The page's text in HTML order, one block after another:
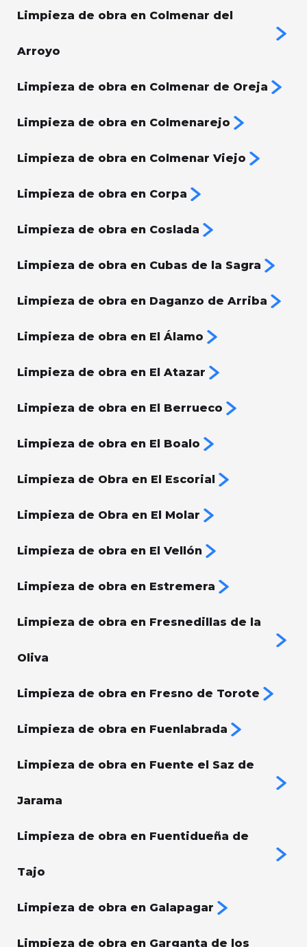
Limpieza de obra en Colmenar del
Arroyo
Limpieza de obra en Colmenar de Oreja
Limpieza de obra en Colmenarejo
Limpieza de obra en Colmenar Viejo
Limpieza de obra en Corpa
Limpieza de obra en Coslada
Limpieza de obra en Cubas de la Sagra
Limpieza de obra en Daganzo de Arriba
Limpieza de obra en El Álamo
Limpieza de obra en El Atazar
Limpieza de obra en El Berrueco
Limpieza de obra en El Boalo
Limpieza de Obra en El Escorial
Limpieza de Obra en El Molar
Limpieza de obra en El Vellón
Limpieza de obra en Estremera
Limpieza de obra en Fresnedillas de la
Oliva
Limpieza de obra en Fresno de Torote
Limpieza de obra en Fuenlabrada
Limpieza de obra en Fuente el Saz de
Jarama
Limpieza de obra en Fuentidueña de
Tajo
Limpieza de obra en Galapagar
Limpieza de obra en Garganta de los